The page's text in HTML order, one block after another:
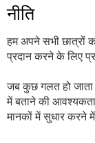
नीति
हम अपने सभी छात्रों
प्रदान करने के लिए
जब कुछ गलत हो
में बताने की
मानकों में सुधार करने